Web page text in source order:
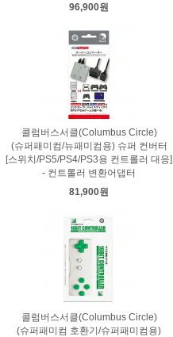
96,900원
콜럼버스서클(Columbus Circle)
(슈퍼패미컴/뉴패미컴용) 슈퍼 컨버터
[스위치/PS5/PS4/PS3용 컨트롤러 대응]
- 컨트롤러 변환어댑터
81,900원
콜럼버스서클(Columbus Circle)
(슈퍼패미컴 호환기/슈퍼패미컴용)